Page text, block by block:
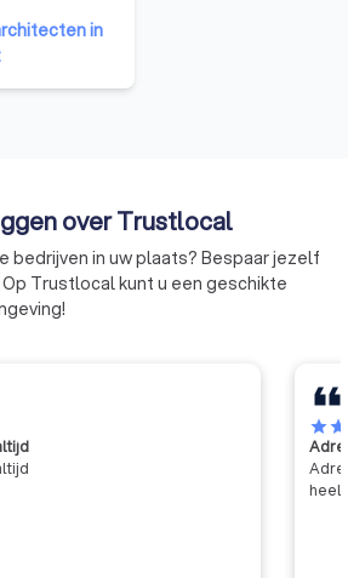
maakt het
en waakt
Ze
het
en
of niet-
aan de
om in
worden op
te
van
in
in
over Trustlocal
bedrijven in uw plaats? Bespaar jezelf
Trustlocal kunt u een geschikte
starstar
heel